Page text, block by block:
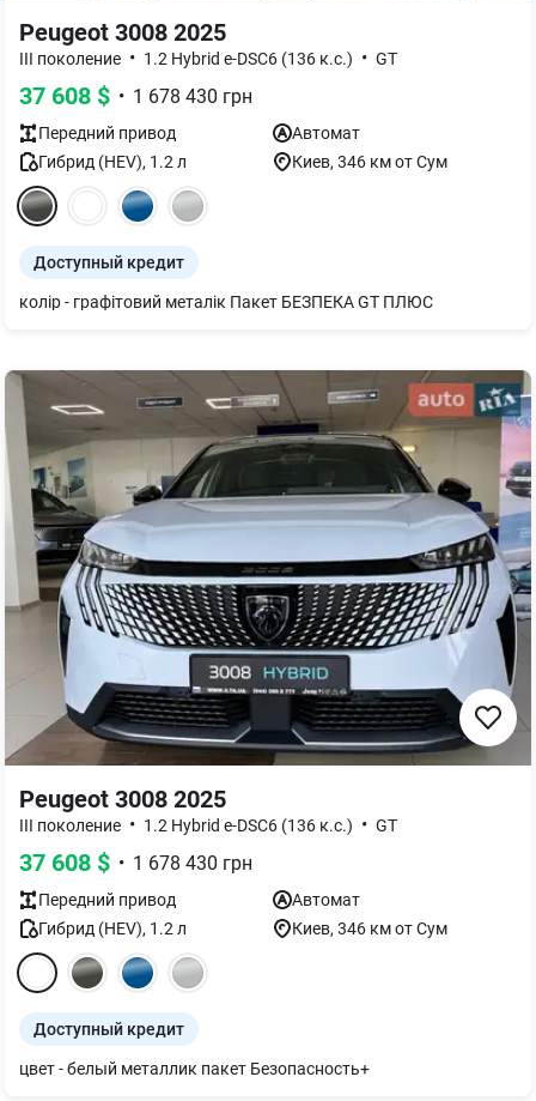
Peugeot 3008 2025
III поколение • 1.2 Hybrid e-DSC6 (136 к.с.) • GT
37 608 $ • 1 678 430 грн
Передний привод
Автомат
Гибрид (HEV), 1.2л Киев, 346 км от Сум
Доступный кредит
колір - графітовий металік Пакет БЕЗПЕКА GT ПЛЮС
Peugeot 3008 2025
III поколение • 1.2 Hybrid e-DSC6 (136 к.с.) • GT
37 608 $ • 1 678 430 грн
Передний привод
Автомат
Гибрид (HEV), 1.2л Киев, 346 км от Сум
Доступный кредит
цвет - белый металлик пакет Безопасность+